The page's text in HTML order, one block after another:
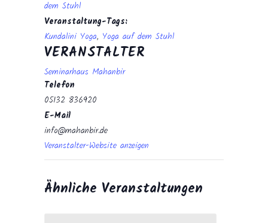
dem Stuhl
Veranstaltung-Tags:
Kundalini Yoga, Yoga auf dem Stuhl
VERANSTALTER
Seminarhaus Mahanbir
Telefon
05132 836920
E-Mail
info@mahanbir.de
Veranstalter-Website anzeigen
Ähnliche Veranstaltungen